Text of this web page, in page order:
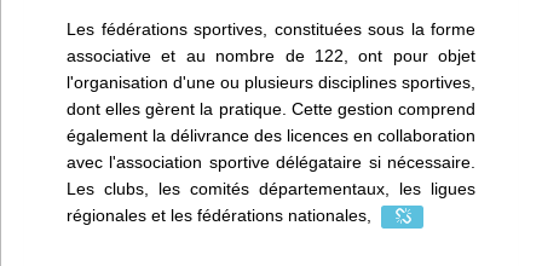
Les fédérations sportives, constituées sous la forme
associative et au nombre de 122, ont pour objet
l'organisation d'une ou plusieurs disciplines sportives,
dont elles gèrent la pratique. Cette gestion comprend
également la délivrance des licences en collaboration
avec l'association sportive délégataire si nécessaire.
Les clubs, les comités départementaux, les ligues
régionales et les fédérations nationales,